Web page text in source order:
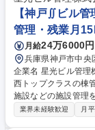
【神戸∬ビル
管理・残業月
月給24万6000
兵庫県神戸市中央
企業名 星光ビル管理株式会社 求人名 【神戸∬ビル
西トップクラスの棟管理・残業月
施設などの施設管理
持に努めていただき
業界未経験歓迎 月